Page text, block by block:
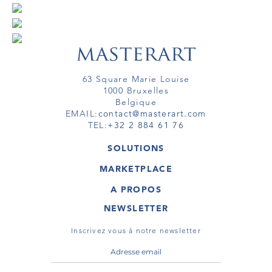
63 Square Marie Louise
1000 Bruxelles
Belgique
EMAIL:contact@masterart.com
TEL:+32 2 884 61 76
SOLUTIONS
GALERIE
ARTISTE
TOUR VIRTUEL
MARKETPLACE
OEUVRES D'ART
TOURS VIRTUELS
A PROPOS
MASTERART
CONDITIONS GÉNÉRALES
NEWSLETTER
Inscrivez vous à notre newsletter